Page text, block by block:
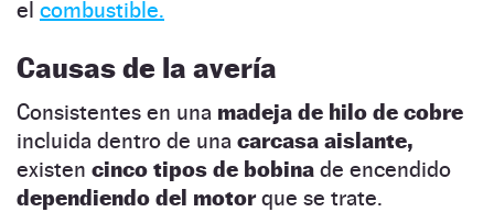
el combustible.
Causas de la avería
Consistentes en una madeja de hilo de cobre
incluida dentro de una carcasa aislante,
existen cinco tipos de bobina de encendido
dependiendo del motorque se trate.